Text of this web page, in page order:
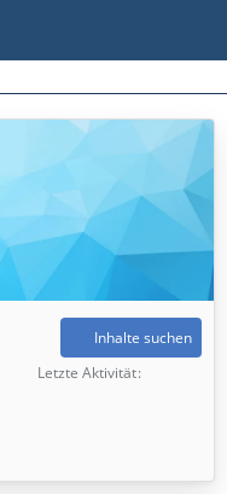
Inhalte suchen
Letzte Aktivität